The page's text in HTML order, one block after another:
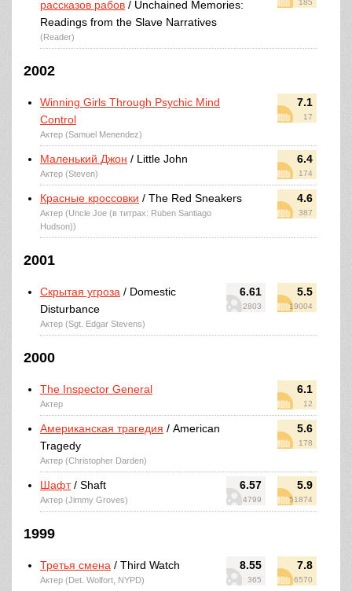
185
рассказов рабов / Unchained Memories:
Readings from the Slave Narratives
(Reader)
2002
7.1
17
Winning Girls Through Psychic Mind
Control
Актер (Samuel Menendez)
6.4
174
Маленький Джон / Little John
Актер (Steven)
4.6
387
Красные кроссовки / The Red Sneakers
Актер (Uncle Joe (в титрах: Ruben Santiago
Hudson))
2001
6.61
2803
5.5
19004
Скрытая угроза / Domestic
Disturbance
Актер (Sgt. Edgar Stevens)
2000
6.1
12
The Inspector General
Актер
5.6
178
Американская трагедия / American
Tragedy
Актер (Christopher Darden)
6.57
4799
5.9
51874
Шафт/ Shaft
Актер (Jimmy Groves)
1999
8.55
365
7.8
6570
Третья смена / Third Watch
Актер (Det. Wolfort, NYPD)